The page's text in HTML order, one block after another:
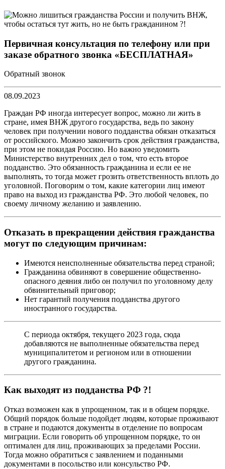
Первичная консультация по телефону или при
заказе обратного звонка «БЕСПЛАТНАЯ»
Обратный звонок
08.09.2023
Граждан РФ иногда интересует вопрос, можно ли жить в
стране, имея ВНЖ другого государства, ведь по закону
человек при получении нового подданства обязан отказаться
от российского. Можно закончить срок действия гражданства,
при этом не покидая Россию. Но важно уведомить
Министерство внутренних дел о том, что есть второе
подданство. Это обязанность гражданина и если ее не
выполнять, то тогда может грозить ответственность вплоть до
уголовной. Поговорим о том, какие категории лиц имеют
право на выход из гражданства РФ. Это любой человек, по
своему личному желанию и заявлению.
Отказать в прекращении действия гражданства
могут по следующим причинам:
Имеются неисполненные обязательства перед страной;
Гражданина обвиняют в совершение общественно-
опасного деяния либо он получил по уголовному делу
обвинительный приговор;
Нет гарантий получения подданства другого
иностранного государства.
С периода октября, текущего 2023 года, сюда
добавляются не выполненные обязательства перед
муниципалитетом и регионом или в отношении
другого гражданина.
Как выходят из подданства РФ ?!
Отказ возможен как в упрощенном, так и в общем порядке.
Общий порядок больше подойдет людям, которые проживают
в стране и подаются документы в отделение по вопросам
миграции. Если говорить об упрощенном порядке, то он
оптимален для лиц, проживающих за пределами России.
Тогда можно обратиться с заявлением и поданными
документами в посольство или консульство РФ.